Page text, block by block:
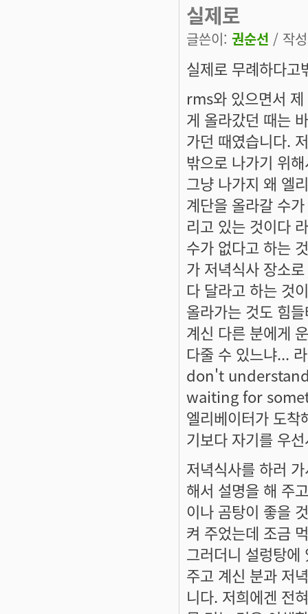
실제로
글쓴이: 권순선 / 작
실제로 무례하다고
rms와 있으면서
게 올라갔던 때는
가던 때였습니다.
밖으로 나가기 위
그냥 나가지 왜 엘
계단을 올라갈 수
리고 있는 것이다
수가 없다고 하는
가 저녁식사 장소
다 달라고 하는 것
올라가는 것도 힘
계신 다른 분에게
다줄 수 있느냐...
don't
waiting for
엘리베이터가 도
기보다 자기를 우
저녁식사를 하러
해서 설명을 해 주
이나 곰탕이 좋을
켜 주었는데 조금
그러더니 설렁탕에
주고 계신 분과 저
니다. 저희에겐 전